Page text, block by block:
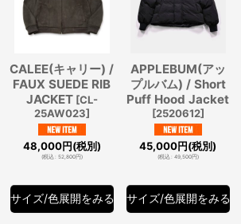
CALEE(キャリー) /
FAUX SUEDE RIB
JACKET [CL-
25AW023]
48,000円(税別)
(税込 52,800円)
サイズ/色展開をみる
APPLEBUM(アッ
プルバム) / Short
Puff Hood Jacket
[2520612]
45,000円(税別)
(税込 49,500円)
サイズ/色展開をみる